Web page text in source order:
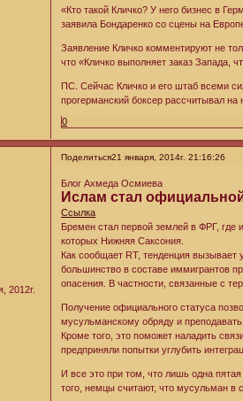
«Кто такой Кличко? У него бизнес в
заявила Бондаренко со сцены на
Заявление Кличко комментируют не
что «Кличко выполняет заказ Запада,
ПС. Сейчас Кличко и его штаб всеми
прогерманский боксер рассчитывал
0
Поделиться21 января, 2014г. 21:16:26
2012г.
Блог Ахмеда Осмиева
Ислам стал
Ссылка
Бремен стал первой землей в ФРГ, где
которых Нижняя Саксония.
Как сообщает RT, тенденция
большинство в составе иммигрантов
опасения. В частности, связанные с
Получение официального статуса
мусульманскому обряду и
Кроме того, это поможет наладить
предприняли попытки углубить
И все это при том, что лишь одна
того, немцы считают, что мусульман в